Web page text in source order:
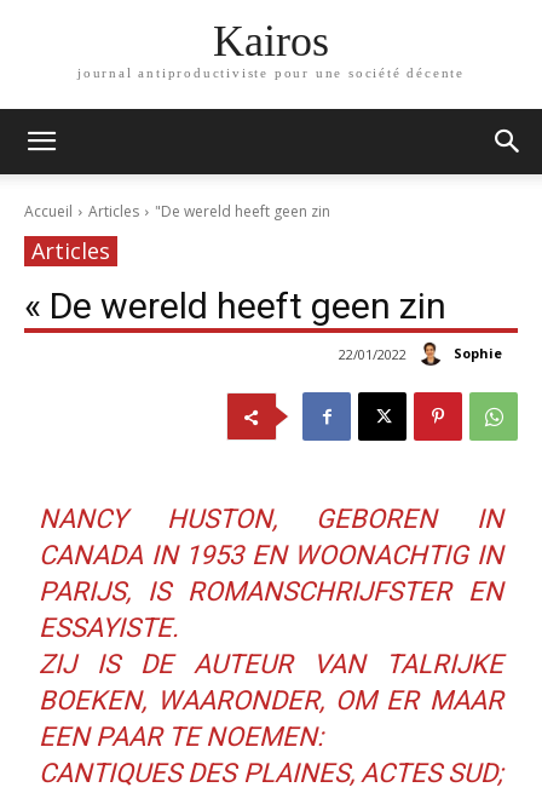
Kairos
journal antiproductiviste pour une société décente
Accueil Articles "De wereld heeft geen zin
Articles
« De wereld heeft geen zin
Sophie
22/01/2022
NANCY HUSTON, GEBOREN IN
CANADA IN 1953 EN WOONACHTIG IN
PARIJS, IS ROMANSCHRIJFSTER EN
ESSAYISTE.
ZIJ IS DE AUTEUR VAN TALRIJKE
BOEKEN, WAARONDER, OM ER MAAR
EEN PAAR TE NOEMEN:
CANTIQUES DES PLAINES, ACTES SUD;